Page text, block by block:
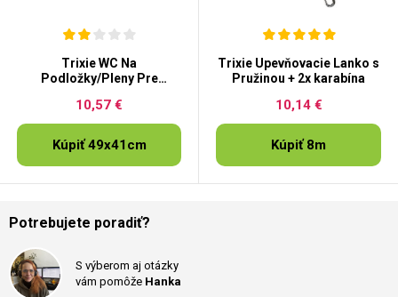
Trixie WC Na
Podložky/Pleny Pre
10,57 €
Kúpiť 49x41cm
Trixie Upevňovacie Lanko s
Pružinou + 2x karabína
10,14 €
Kúpiť 8m
Potrebujete poradiť?
S výberom aj otázky
vám pomôže Hanka